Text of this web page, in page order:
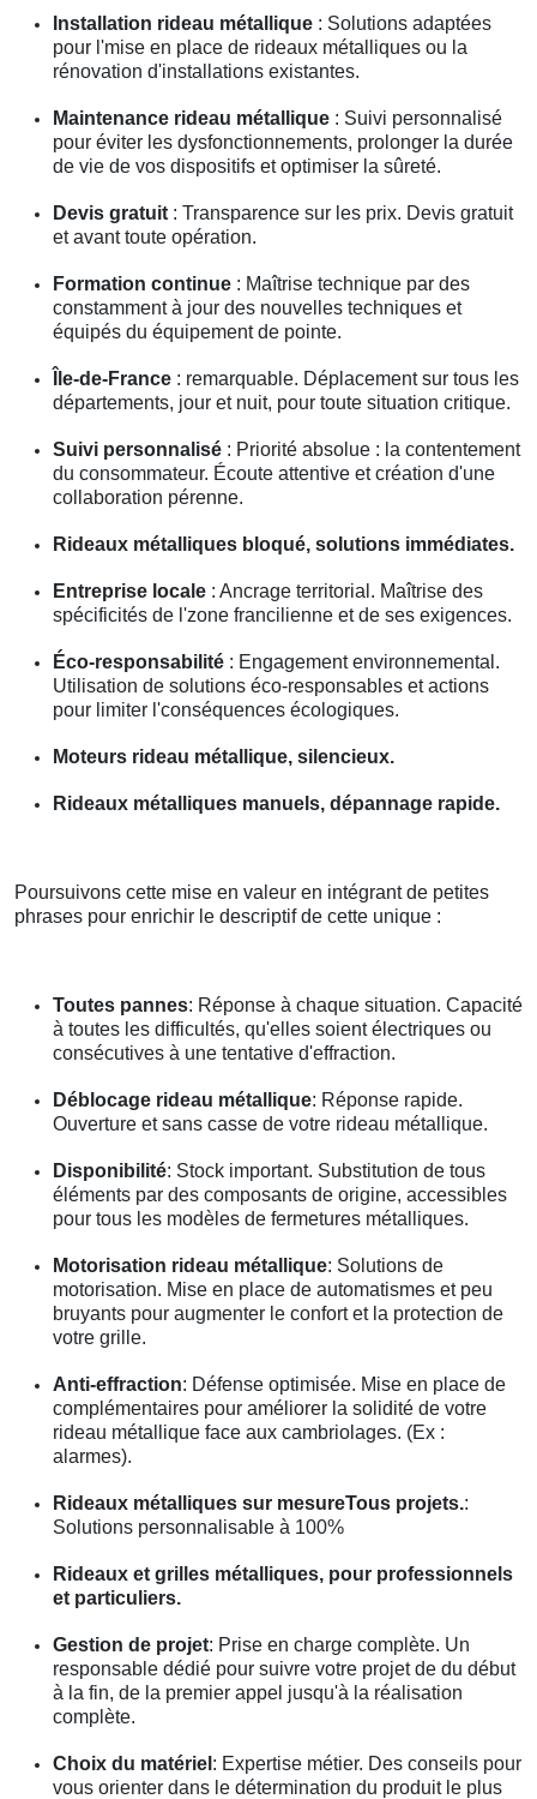
Installation rideau métallique : Solutions adaptées
pour l'mise en place de rideaux métalliques ou la
rénovation d'installations existantes.
Maintenance rideau métallique : Suivi personnalisé
pour éviter les dysfonctionnements, prolonger la durée
de vie de vos dispositifs et optimiser la sûreté.
Devis gratuit : Transparence sur les prix. Devis gratuit
et avant toute opération.
Formation continue : Maîtrise technique par des
constamment à jour des nouvelles techniques et
équipés du équipement de pointe.
Île-de-France : remarquable. Déplacement sur tous les
départements, jour et nuit, pour toute situation critique.
Suivi personnalisé : Priorité absolue : la contentement
du consommateur. Écoute attentive et création d'une
collaboration pérenne.
Rideaux métalliques bloqué, solutions immédiates.
Entreprise locale : Ancrage territorial. Maîtrise des
spécificités de l'zone francilienne et de ses exigences.
Éco-responsabilité : Engagement environnemental.
Utilisation de solutions éco-responsables et actions
pour limiter l'conséquences écologiques.
Moteurs rideau métallique, silencieux.
Rideaux métalliques manuels, dépannage rapide.
Poursuivons cette mise en valeur en intégrant de petites
phrases pour enrichir le descriptif de cette unique :
Toutes pannes: Réponse à chaque situation. Capacité
à toutes les difficultés, qu'elles soient électriques ou
consécutives à une tentative d'effraction.
Déblocage rideau métallique: Réponse rapide.
Ouverture et sans casse de votre rideau métallique.
Disponibilité: Stock important. Substitution de tous
éléments par des composants de origine, accessibles
pour tous les modèles de fermetures métalliques.
Motorisation rideau métallique: Solutions de
motorisation. Mise en place de automatismes et peu
bruyants pour augmenter le confort et la protection de
votre grille.
Anti-effraction: Défense optimisée. Mise en place de
complémentaires pour améliorer la solidité de votre
rideau métallique face aux cambriolages. (Ex :
alarmes).
Rideaux métalliques sur mesureTous projets.:
Solutions personnalisable à 100%
Rideaux et grilles métalliques, pour professionnels
et particuliers.
Gestion de projet: Prise en charge complète. Un
responsable dédié pour suivre votre projet de du début
à la fin, de la premier appel jusqu'à la réalisation
complète.
Choix du matériel : Expertise métier. Des conseils pour
vous orienter dans le détermination du produit le plus